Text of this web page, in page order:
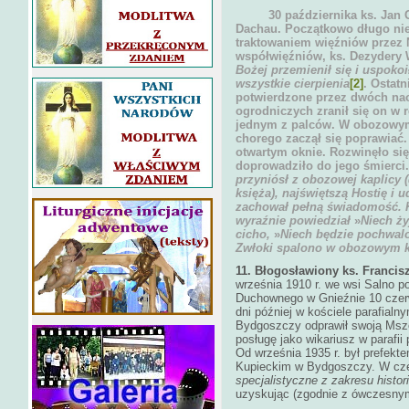
30 października ks. Jan
Dachau. Początkowo długo
traktowaniem więźniów przez
współwięźniów, ks. Dezydery
Bożej przemienił się i
wszystkie cierpienia[2] .
potwierdzone przez dwóch
ogrodniczych zranił się on w
jednym z palców. W
chorego zaczął się
otwartym oknie. Rozwinęło
doprowadziło do jego
przyniósł z obozowej kaplicy
księża), najświętszą Hostię i
zachował pełną
wyraźnie powiedział »Niech
cicho, »Niech będzie
Zwłoki spalono w obozowym
11. Błogosławiony ks.
września 1910 r. we wsi Salno
Duchownego w Gnieźnie 10
dni później w kościele
Bydgoszczy odprawił swoją
posługę jako wikariusz w
Od września 1935 r. był
Kupieckim w Bydgoszczy. W
specjalistyczne z zakresu
uzyskując (zgodnie z